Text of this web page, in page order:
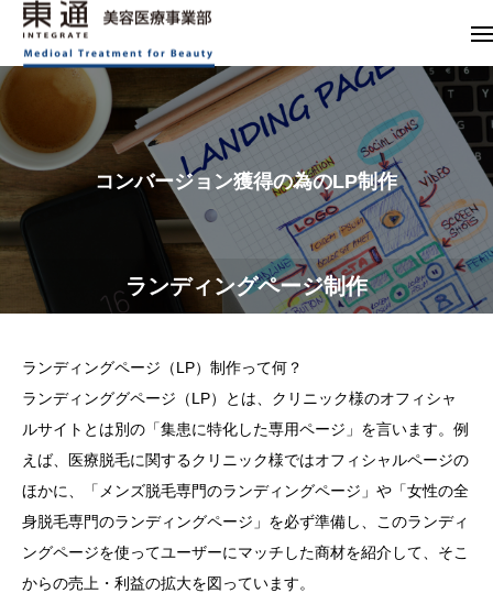
商品一覧 ランディングページ制作
ランディングページ制作
コンバージョン獲得の為のLP制作
ランディングページ（LP）制作って何？
ランディンググページ（LP）とは、クリニック様のオフィシャ
ルサイトとは別の「集患に特化した専用ページ」を言います。例
えば、医療脱毛に関するクリニック様ではオフィシャルページの
ほかに、「メンズ脱毛専門のランディングページ」や「女性の全
身脱毛専門のランディングページ」を必ず準備し、このランディ
ングページを使ってユーザーにマッチした商材を紹介して、そこ
からの売上・利益の拡大を図っています。